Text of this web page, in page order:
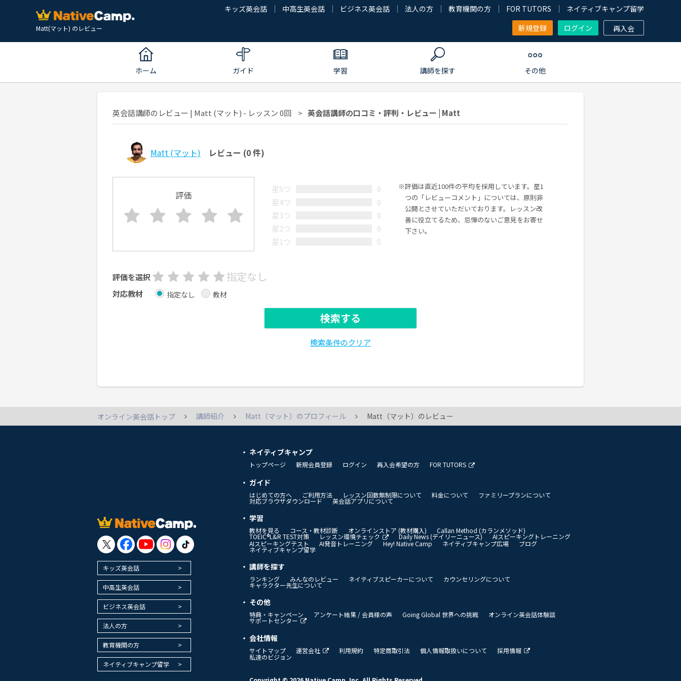
Matt(マット) のレビュー
キッズ英会話 中高生英会話 ビジネス英会話 法人の方 教育機関の方 FOR TUTORS
ネイティブキャンプ留学
新規登録
ログイン 再入会
ホーム ガイド 学習 講師を探す その他
英会話講師のレビュー | Matt (マット) - レッスン 0回 英会話講師の口コミ・評判・レビュー | Matt
Matt (マット) レビュー (0 件)
評価
星5つ
0
星4つ
0
星3つ
0
星2つ
0
星1つ
0
評価は直近100件の平均を採用しています。星1
つの「レビューコメント」については、原則非
公開とさせていただいております。レッスン改
善に役立てるため、忌憚のないご意見をお寄せ
下さい。
評価を選択 指定なし
対応教材 指定なし 教材
検索する
検索条件のクリア
オンライン英会話トップ 講師紹介 Matt（マット）のプロフィール Matt（マット）のレビュー
キッズ英会話
中高生英会話
ビジネス英会話
法人の方
教育機関の方
ネイティブキャンプ留学
ネイティブキャンプ
トップページ 新規会員登録 ログイン 再入会希望の方 FOR TUTORS
ガイド
はじめての方へ ご利用方法 レッスン回数無制限について 料金について ファミリープランについて
対応ブラウザダウンロード 英会話アプリについて
学習
教材を見る コース・教材診断 オンラインストア (教材購入) Callan Method (カランメソッド)
TOEIC®L&R TEST対策 レッスン環境チェック Daily News (デイリーニュース)
AIスピーキングトレーニング
AIスピーキングテスト
AI発音トレーニング Hey! Native Camp ネイティブキャンプ広場 ブログ
ネイティブキャンプ留学
講師を探す
ランキング みんなのレビュー ネイティブスピーカーについて カウンセリングについて
キャラクター先生について
その他
特典・キャンペーン アンケート結果 / 会員様の声 Going Global 世界への挑戦 オンライン英会話体験談
サポートセンター
会社情報
サイトマップ 運営会社 利用規約 特定商取引法 個人情報取扱いについて 採用情報
私達のビジョン